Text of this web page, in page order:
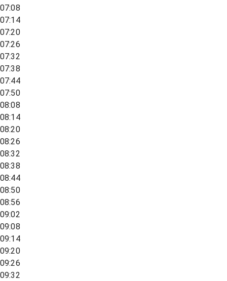
07:08
07:14
07:20
07:26
07:32
07:38
07:44
07:50
08:08
08:14
08:20
08:26
08:32
08:38
08:44
08:50
08:56
09:02
09:08
09:14
09:20
09:26
09:32